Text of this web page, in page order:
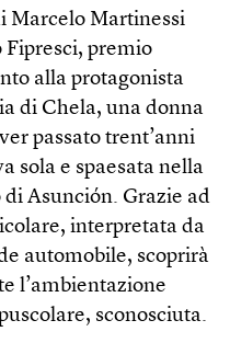
Marcelo Martinessi
premio
alla protagonista
di Chela, una donna
passato trent’anni
sola e spaesata nella
Asunción. Grazie ad
interpretata da
automobile, scoprirà
l’ambientazione
sconosciuta.